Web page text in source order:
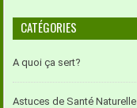
CATÉGORIES
A quoi ça sert?
Astuces de Santé Naturelle